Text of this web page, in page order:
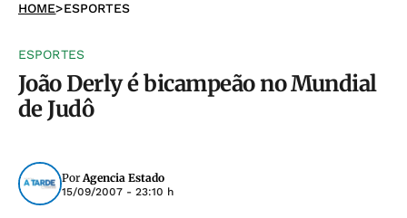
HOME>ESPORTES
ESPORTES
João Derly é bicampeão no Mundial
de Judô
PorAgencia Estado
15/09/2007 - 23:10 h